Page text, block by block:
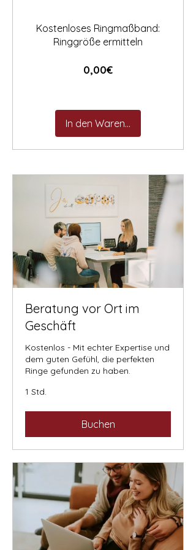
Kostenloses Ringmaßband:
Ringgröße ermitteln
0,00€Preis
In den Warenkorb
Beratung vor Ort im
Geschäft
Kostenlos - Mit echter Expertise und
dem guten Gefühl, die perfekten
Ringe gefunden zu haben.
1 Std.
Buchen